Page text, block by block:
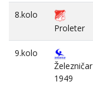
8.kolo
Proleter
9.kolo
Železničar
1949